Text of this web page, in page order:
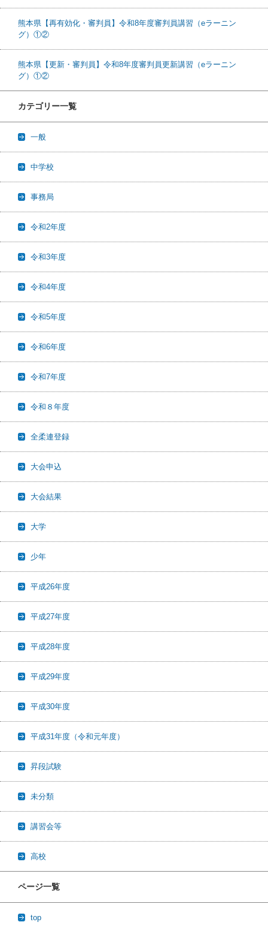
熊本県【再有効化・審判員】令和8年度審判員講習（eラーニン
グ）①②
熊本県【更新・審判員】令和8年度審判員更新講習（eラーニン
グ）①②
カテゴリー一覧
一般
中学校
事務局
令和2年度
令和3年度
令和4年度
令和5年度
令和6年度
令和7年度
令和８年度
全柔連登録
大会申込
大会結果
大学
少年
平成26年度
平成27年度
平成28年度
平成29年度
平成30年度
平成31年度（令和元年度）
昇段試験
未分類
講習会等
高校
ページ一覧
top